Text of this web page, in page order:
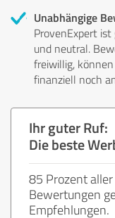
Unabhängige
ProvenExpert
und neutral.
freiwillig,
finanziell noch
Ihr guter Ruf:
Die beste
85 Prozent
Bewertungen
Empfehlungen.